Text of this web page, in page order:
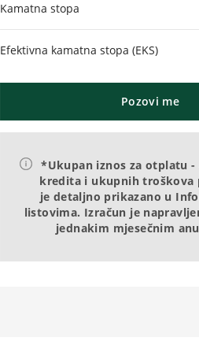
Kamatna stopa
Efektivna kamatna stopa (EKS)
Pozovi me
*Ukupan iznos za otplatu -
kredita i ukupnih troškova
je detaljno prikazano u
listovima. Izračun je
jednakim mjesečnim